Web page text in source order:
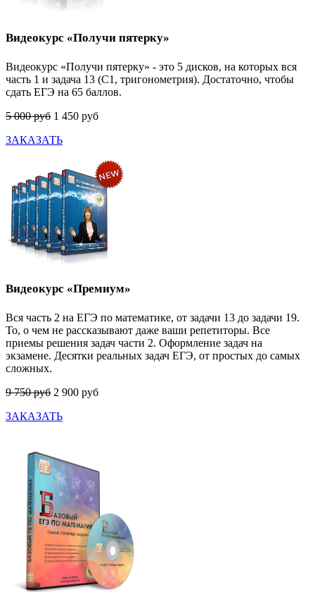
Видеокурс «Получи пятерку»
Видеокурс «Получи пятерку» - это 5 дисков, на которых вся
часть 1 и задача 13 (С1, тригонометрия). Достаточно, чтобы
сдать ЕГЭ на 65 баллов.
5 000 руб 1 450 руб
ЗАКАЗАТЬ
Видеокурс «Премиум»
Вся часть 2 на ЕГЭ по математике, от задачи 13 до задачи 19.
То, о чем не рассказывают даже ваши репетиторы. Все
приемы решения задач части 2. Оформление задач на
экзамене. Десятки реальных задач ЕГЭ, от простых до самых
сложных.
9 750 руб 2 900 руб
ЗАКАЗАТЬ